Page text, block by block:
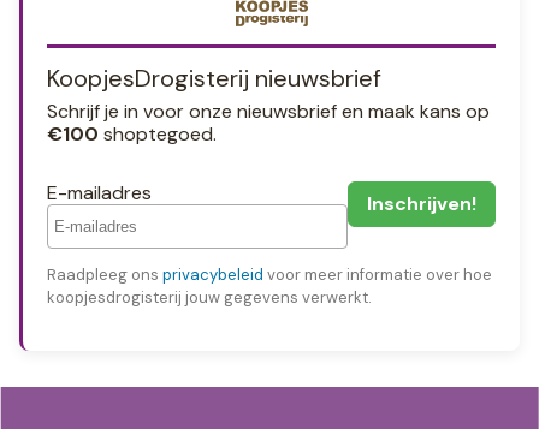
KoopjesDrogisterij nieuwsbrief
Schrijf je in voor onze nieuwsbrief en maak kans op
€100 shoptegoed.
E-mailadres
Raadpleeg ons privacybeleid voor meer informatie over hoe
koopjesdrogisterij jouw gegevens verwerkt.